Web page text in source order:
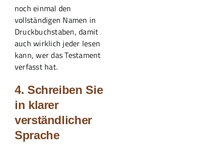
noch einmal den
vollständigen Namen in
Druckbuchstaben, damit
auch wirklich jeder lesen
kann, wer das Testament
verfasst hat.
4. Schreiben Sie
in klarer
verständlicher
Sprache